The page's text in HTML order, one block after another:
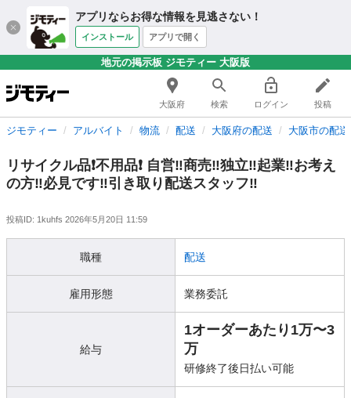
アプリならお得な情報を見逃さない！
インストール アプリで開く
地元の掲示板 ジモティー 大阪版
大阪府 検索 ログイン 投稿
ジモティー アルバイト 物流 配送 大阪府の配送 大阪市の配送
リサイクル品❗️不用品❗️ 自営‼️商売‼️独立‼️起業‼️お考え
の方‼️必見です‼️引き取り配送スタッフ‼️
投稿ID: 1kuhfs 2026年5月20日 11:59
職種 配送
雇用形態 業務委託
給与
1オーダーあたり1万〜3
万
研修終了後日払い可能